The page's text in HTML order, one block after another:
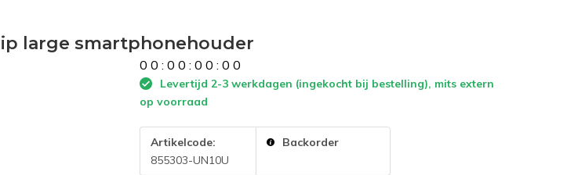
large smartphonehouder
0 0 :0 0 :0 0 :0 0
Levertijd 2-3 werkdagen (ingekocht bij bestelling), mits extern
op voorraad
Artikelcode:
855303-UN10U
Backorder